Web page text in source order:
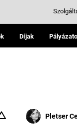
Díjak
Pletser